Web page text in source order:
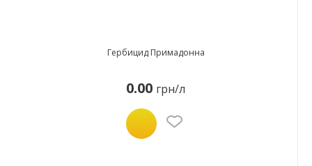
Гербицид Примадонна
0.00 грн/л